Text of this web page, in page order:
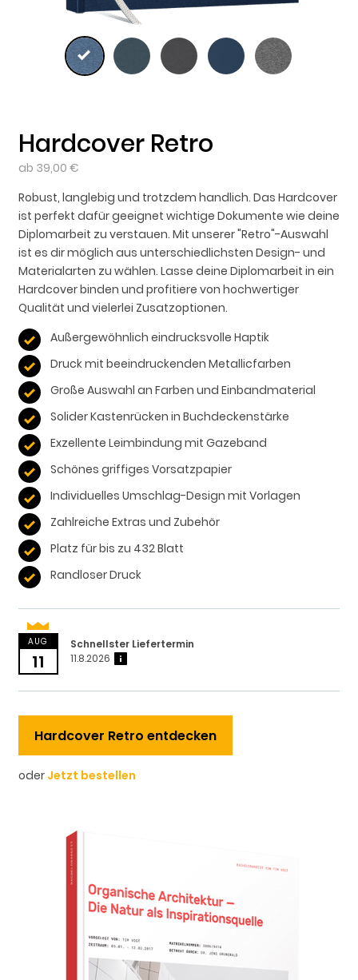
Hardcover Retro
ab 39,00 €
Robust, langlebig und trotzdem handlich. Das Hardcover
ist perfekt dafür geeignet wichtige Dokumente wie deine
Diplomarbeit zu verstauen. Mit unserer "Retro"-Auswahl
ist es dir möglich aus unterschiedlichsten Design- und
Materialarten zu wählen. Lasse deine Diplomarbeit in ein
Hardcover binden und profitiere von hochwertiger
Qualität und vielerlei Zusatzoptionen.
Außergewöhnlich eindrucksvolle Haptik
Druck mit beeindruckenden Metallicfarben
Große Auswahl an Farben und Einbandmaterial
Solider Kastenrücken in Buchdeckenstärke
Exzellente Leimbindung mit Gazeband
Schönes griffiges Vorsatzpapier
Individuelles Umschlag-Design mit Vorlagen
Zahlreiche Extras und Zubehör
Platz für bis zu 432 Blatt
Randloser Druck
AUG
11
Schnellster Liefertermin
11.8.2026
Hardcover Retro entdecken
oder Jetzt bestellen